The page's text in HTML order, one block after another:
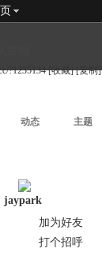
?1235134 [收藏] [复制]
动态 主题
jaypark
加为好友
打个招呼